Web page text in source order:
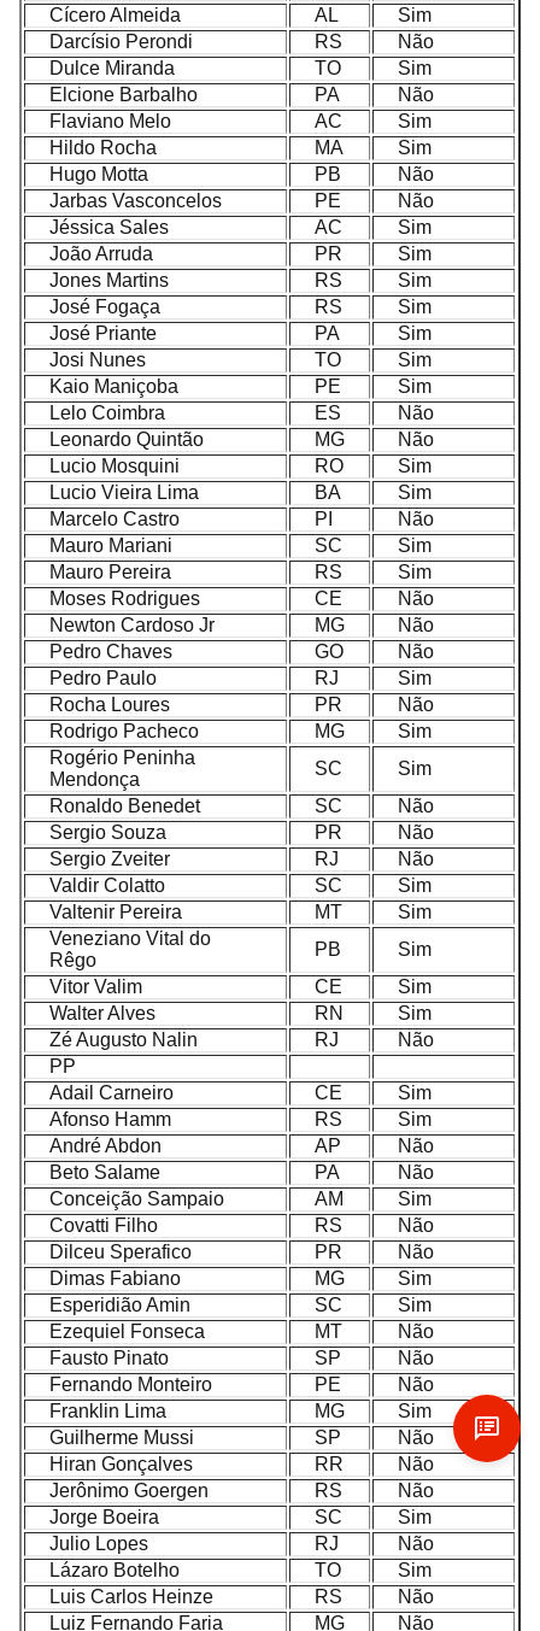
Cícero Almeida
AL
Sim
Darcísio Perondi
RS
Não
Dulce Miranda
TO
Sim
Elcione Barbalho
PA
Não
Flaviano Melo
AC
Sim
Hildo Rocha
MA
Sim
Hugo Motta
PB
Não
Jarbas Vasconcelos
PE
Não
Jéssica Sales
AC
Sim
João Arruda
PR
Sim
Jones Martins
RS
Sim
José Fogaça
RS
Sim
José Priante
PA
Sim
Josi Nunes
TO
Sim
Kaio Maniçoba
PE
Sim
Lelo Coimbra
ES
Não
Leonardo Quintão
MG
Não
Lucio Mosquini
RO
Sim
Lucio Vieira Lima
BA
Sim
Marcelo Castro
PI
Não
Mauro Mariani
SC
Sim
Mauro Pereira
RS
Sim
Moses Rodrigues
CE
Não
Newton Cardoso Jr
MG
Não
Pedro Chaves
GO
Não
Pedro Paulo
RJ
Sim
Rocha Loures
PR
Não
Rodrigo Pacheco
MG
Sim
Rogério Peninha
Mendonça
SC
Sim
Ronaldo Benedet
SC
Não
Sergio Souza
PR
Não
Sergio Zveiter
RJ
Não
Valdir Colatto
SC
Sim
Valtenir Pereira
MT
Sim
Veneziano Vital do
Rêgo
PB
Sim
Vitor Valim
CE
Sim
Walter Alves
RN
Sim
Zé Augusto Nalin
RJ
Não
PP
Adail Carneiro
CE
Sim
Afonso Hamm
RS
Sim
André Abdon
AP
Não
Beto Salame
PA
Não
Conceição Sampaio
AM
Sim
Covatti Filho
RS
Não
Dilceu Sperafico
PR
Não
Dimas Fabiano
MG
Sim
Esperidião Amin
SC
Sim
Ezequiel Fonseca
MT
Não
Fausto Pinato
SP
Não
Fernando Monteiro
PE
Não
Franklin Lima
MG
Sim
Guilherme Mussi
SP
Não
Hiran Gonçalves
RR
Não
Jerônimo Goergen
RS
Não
Jorge Boeira
SC
Sim
Julio Lopes
RJ
Não
Lázaro Botelho
TO
Sim
Luis Carlos Heinze
RS
Não
Luiz Fernando Faria
MG Não